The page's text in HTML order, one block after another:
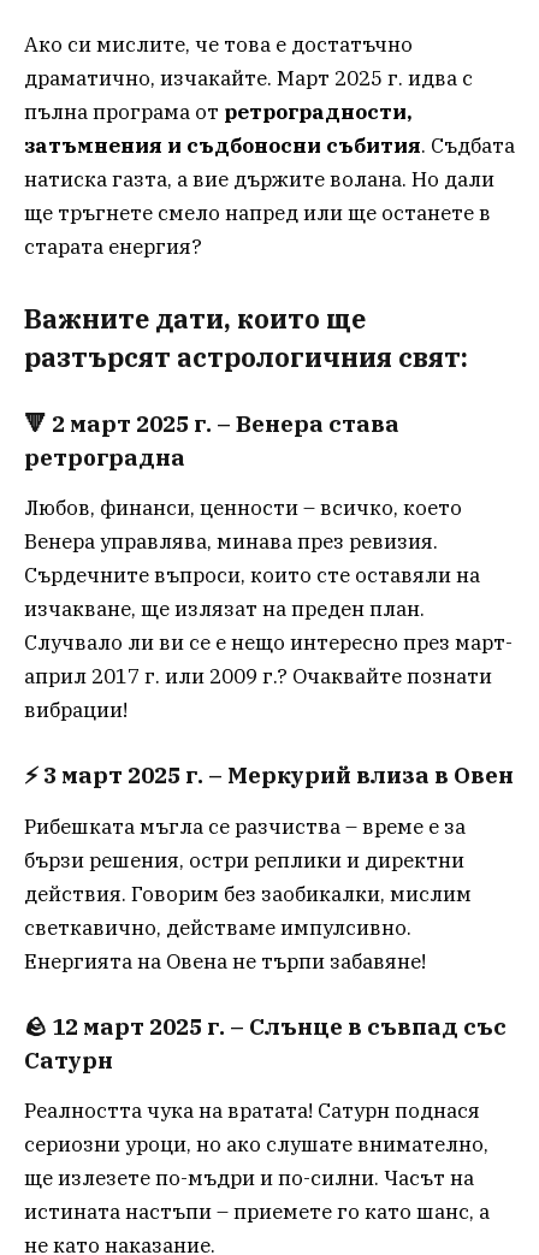
Ако си мислите, че това е достатъчно
драматично, изчакайте. Март 2025 г. идва с
пълна програма от ретроградности,
затъмнения и съдбоносни събития. Съдбата
натиска газта, а вие държите волана. Но дали
ще тръгнете смело напред или ще останете в
старата енергия?
Важните дати, които ще
разтърсят астрологичния свят:
🔻 2 март 2025 г. – Венера става
ретроградна
Любов, финанси, ценности – всичко, което
Венера управлява, минава през ревизия.
Сърдечните въпроси, които сте оставяли на
изчакване, ще излязат на преден план.
Случвало ли ви се е нещо интересно през март-
април 2017 г. или 2009 г.? Очаквайте познати
вибрации!
⚡ 3 март 2025 г. – Меркурий влиза в Овен
Рибешката мъгла се разчиства – време е за
бързи решения, остри реплики и директни
действия. Говорим без заобикалки, мислим
светкавично, действаме импулсивно.
Енергията на Овена не търпи забавяне!
🪨 12 март 2025 г. – Слънце в съвпад със
Сатурн
Реалността чука на вратата! Сатурн поднася
сериозни уроци, но ако слушате внимателно,
ще излезете по-мъдри и по-силни. Часът на
истината настъпи – приемете го като шанс, а
не като наказание.